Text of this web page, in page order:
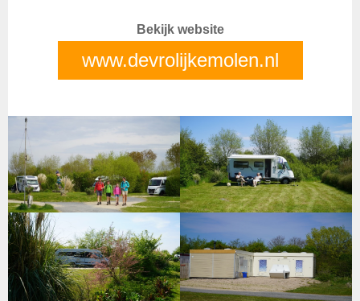
Bekijk website
www.devrolijkemolen.nl